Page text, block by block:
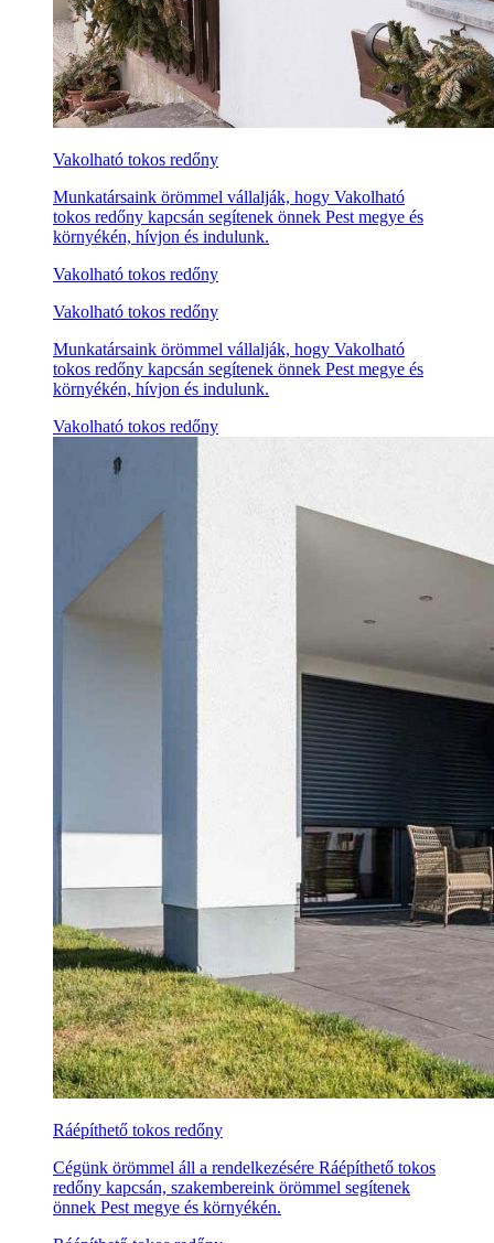
Vakolható tokos redőny
Munkatársaink örömmel vállalják, hogy Vakolható
tokos redőny kapcsán segítenek önnek Pest megye és
környékén, hívjon és indulunk.
Vakolható tokos redőny
Vakolható tokos redőny
Munkatársaink örömmel vállalják, hogy Vakolható
tokos redőny kapcsán segítenek önnek Pest megye és
környékén, hívjon és indulunk.
Vakolható tokos redőny
Ráépíthető tokos redőny
Cégünk örömmel áll a rendelkezésére Ráépíthető tokos
redőny kapcsán, szakembereink örömmel segítenek
önnek Pest megye és környékén.